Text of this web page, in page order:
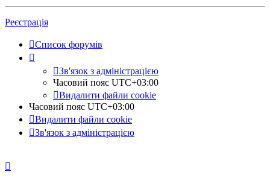
Реєстрація
Список форумів
Зв'язок з адміністрацією
Часовий пояс UTC+03:00
Видалити файли cookie
Часовий пояс UTC+03:00
Видалити файли cookie
Зв'язок з адміністрацією